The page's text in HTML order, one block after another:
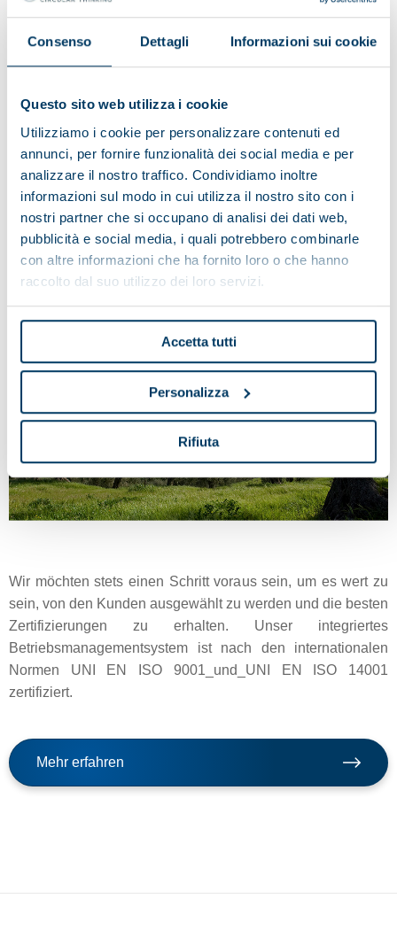
Consenso Dettagli Informazioni sui cookie
Questo sito web utilizza i cookie
Utilizziamo i cookie per personalizzare contenuti ed
annunci, per fornire funzionalità dei social media e per
analizzare il nostro traffico. Condividiamo inoltre
informazioni sul modo in cui utilizza il nostro sito con i
nostri partner che si occupano di analisi dei dati web,
pubblicità e social media, i quali potrebbero combinarle
con altre informazioni che ha fornito loro o che hanno
raccolto dal suo utilizzo dei loro servizi.
Accetta tutti
Personalizza
Rifiuta
Leistungen.
Dies sind die unerlässlichen Werte, die Pieralisi
bei allen Tätigkeiten leiten und mit denen die
Leistungen zum Nutzen der Kunden ständig
verbessert werden können.
Wir möchten stets einen Schritt voraus sein, um es wert zu
sein, von den Kunden ausgewählt zu werden und die besten
Zertifizierungen zu erhalten. Unser integriertes
Betriebsmanagementsystem ist nach den internationalen
Normen UNI EN ISO 9001_und_UNI EN ISO 14001
zertifiziert.
Mehr erfahren